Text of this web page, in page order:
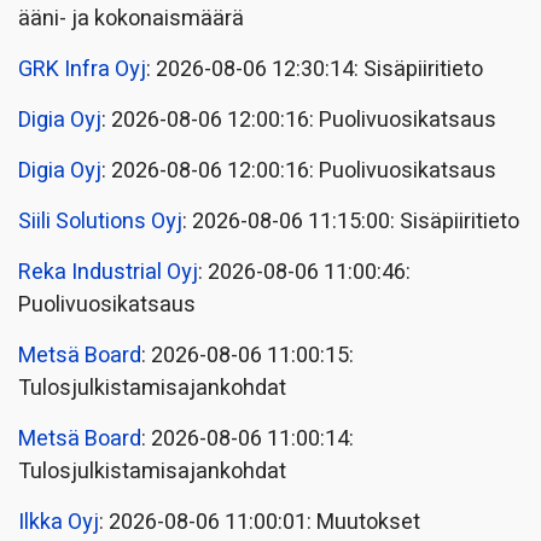
ääni- ja kokonaismäärä
GRK Infra Oyj: 2026-08-06 12:30:14: Sisäpiiritieto
Digia Oyj: 2026-08-06 12:00:16: Puolivuosikatsaus
Digia Oyj: 2026-08-06 12:00:16: Puolivuosikatsaus
Siili Solutions Oyj: 2026-08-06 11:15:00: Sisäpiiritieto
Reka Industrial Oyj: 2026-08-06 11:00:46:
Puolivuosikatsaus
Metsä Board: 2026-08-06 11:00:15:
Tulosjulkistamisajankohdat
Metsä Board: 2026-08-06 11:00:14:
Tulosjulkistamisajankohdat
Ilkka Oyj: 2026-08-06 11:00:01: Muutokset